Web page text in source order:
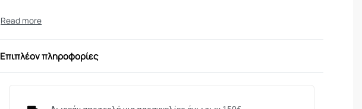
Επιπλέον πληροφορίες